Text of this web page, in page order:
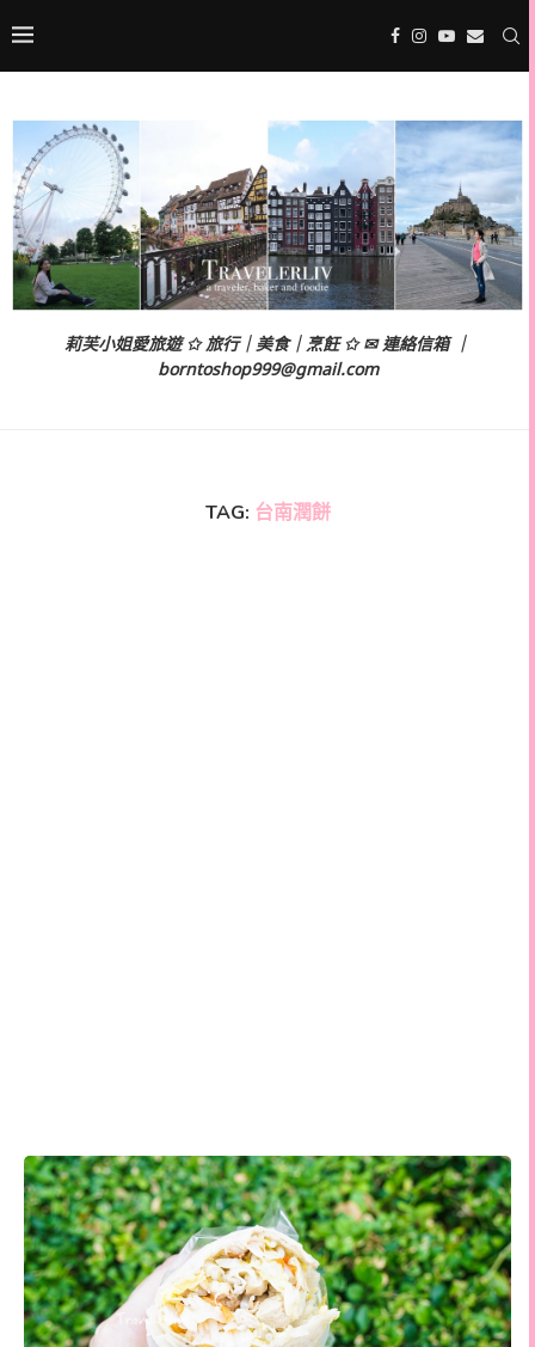
莉芙小姐愛旅遊 ✩ 旅行｜美食｜烹飪 ✩ ✉ 連絡信箱 ｜
borntoshop999@gmail.com
TAG: 台南潤餅